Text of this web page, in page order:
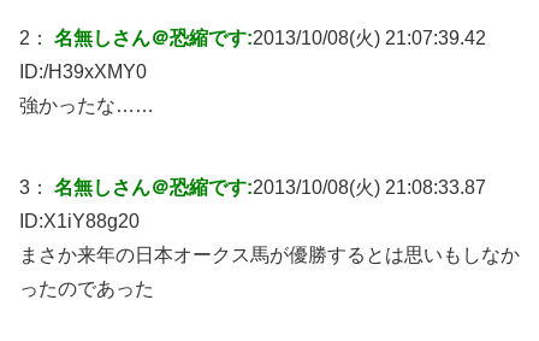
2： 名無しさん＠恐縮です:2013/10/08(火) 21:07:39.42
ID:/H39xXMY0
強かったな……
3： 名無しさん＠恐縮です:2013/10/08(火) 21:08:33.87
ID:X1iY88g20
まさか来年の日本オークス馬が優勝するとは思いもしなか
ったのであった